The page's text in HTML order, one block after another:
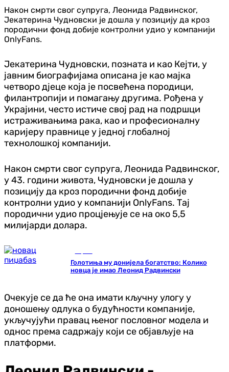
Након смрти свог супруга, Леонида Радвинског,
Јекатерина Чудновски је дошла у позицију да кроз
породични фонд добије контролни удио у компанији
OnlyFans.
Јекатерина Чудновски, позната и као Кејти, у
јавним биографијама описана је као мајка
четворо дјеце која је посвећена породици,
филантропији и помагању другима. Рођена у
Украјини, често истиче свој рад на подршци
истраживањима рака, као и професионалну
каријеру правнице у једној глобалној
технолошкој компанији.
Након смрти свог супруга, Леонида Радвинског,
у 43. години живота, Чудновски је дошла у
позицију да кроз породични фонд добије
контролни удио у компанији OnlyFans. Тај
породични удио процјењује се на око 5,5
милијарди долара.
Голотиња му донијела богатство: Колико
новца је имао Леонид Радвински
Очекује се да ће она имати кључну улогу у
доношењу одлука о будућности компаније,
укључујући правац њеног пословног модела и
однос према садржају који се објављује на
платформи.